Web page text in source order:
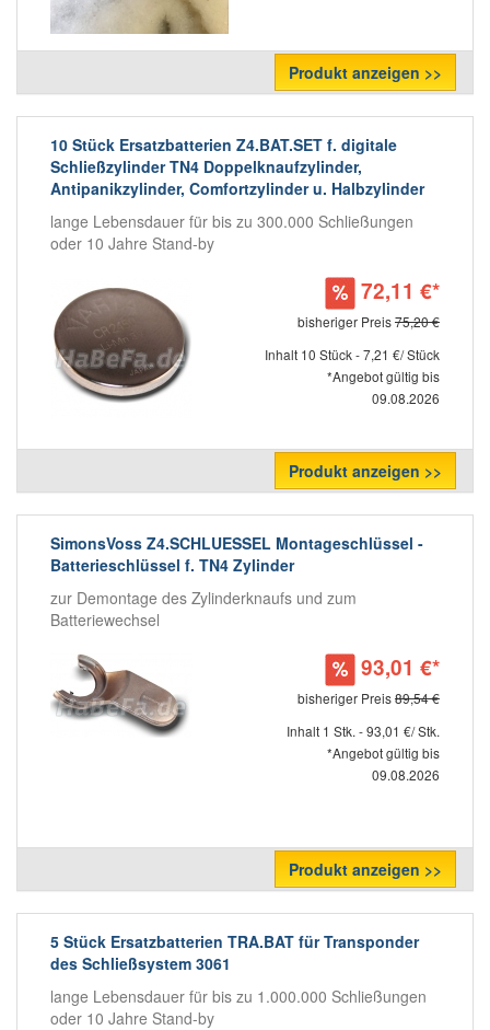
Produkt anzeigen >>
10 Stück Ersatzbatterien Z4.BAT.SET f. digitale
Schließzylinder TN4 Doppelknaufzylinder,
Antipanikzylinder, Comfortzylinder u. Halbzylinder
lange Lebensdauer für bis zu 300.000 Schließungen
oder 10 Jahre Stand-by
72,11 €*
bisheriger Preis75,20 €
Inhalt 10 Stück - 7,21 €/ Stück
*Angebot gültig bis
09.08.2026
Produkt anzeigen >>
SimonsVoss Z4.SCHLUESSEL Montageschlüssel -
Batterieschlüssel f. TN4 Zylinder
zur Demontage des Zylinderknaufs und zum
Batteriewechsel
93,01 €*
bisheriger Preis89,54 €
Inhalt 1 Stk. - 93,01 €/ Stk.
*Angebot gültig bis
09.08.2026
Produkt anzeigen >>
5 Stück Ersatzbatterien TRA.BAT für Transponder
des Schließsystem 3061
lange Lebensdauer für bis zu 1.000.000 Schließungen
oder 10 Jahre Stand-by